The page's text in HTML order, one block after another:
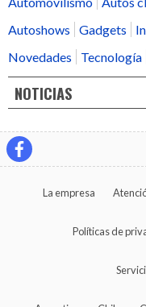
Autoshows
Gadgets
Novedades
Tecnología
NOTICIAS
La empresa
Políticas de